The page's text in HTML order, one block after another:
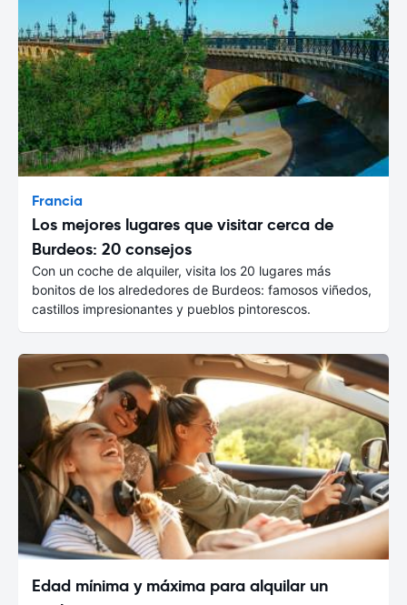
Francia
Los mejores lugares que visitar cerca de
Burdeos: 20 consejos
Con un coche de alquiler, visita los 20 lugares más
bonitos de los alrededores de Burdeos: famosos viñedos,
castillos impresionantes y pueblos pintorescos.
Edad mínima y máxima para alquilar un